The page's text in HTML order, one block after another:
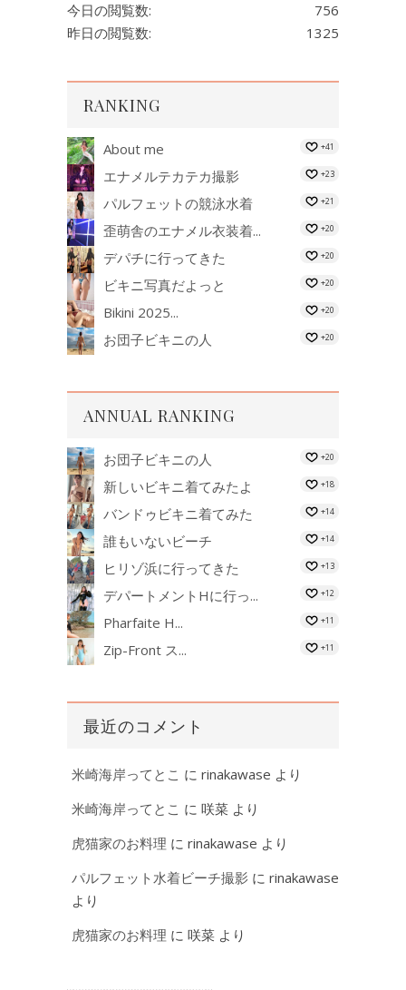
756
今日の閲覧数:
1325
昨日の閲覧数:
RANKING
About me +41
エナメルテカテカ撮影 +23
パルフェットの競泳水着 +21
歪萌舎のエナメル衣装着... +20
デパチに行ってきた +20
ビキニ写真だよっと +20
Bikini 2025... +20
お団子ビキニの人 +20
ANNUAL RANKING
お団子ビキニの人 +20
新しいビキニ着てみたよ +18
バンドゥビキニ着てみた +14
誰もいないビーチ +14
ヒリゾ浜に行ってきた +13
デパートメントHに行っ... +12
Pharfaite H... +11
Zip-Front ス... +11
最近のコメント
米崎海岸ってとこ に rinakawase より
米崎海岸ってとこ に 咲菜 より
虎猫家のお料理 に rinakawase より
パルフェット水着ビーチ撮影 に rinakawase
より
虎猫家のお料理 に 咲菜 より